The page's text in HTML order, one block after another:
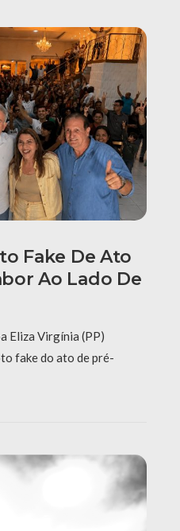
Fake De Ato
Ao Lado De
Eliza Virgínia (PP)
fake do ato de pré-